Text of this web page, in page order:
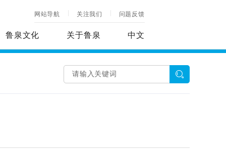
网站导航 关注我们 问题反馈
鲁泉文化 关于鲁泉 中文